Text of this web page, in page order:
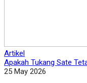
Artikel
Apakah Tukang Sate
25 May 2026